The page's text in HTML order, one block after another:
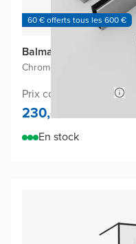
60 € offerts tous les 600 €
Balmani Modular Flat
Chrome brillant À placer
Prix conseillé 460,-
230,-
En stock